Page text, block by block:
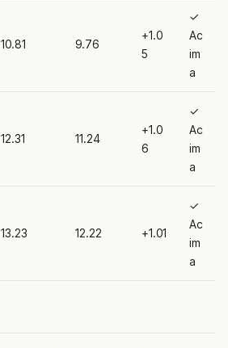
10.81 9.76
+1.0
5
✓
Ac
im
a
12.31 11.24
+1.0
6
✓
Ac
im
a
13.23 12.22 +1.01
✓
Ac
im
a